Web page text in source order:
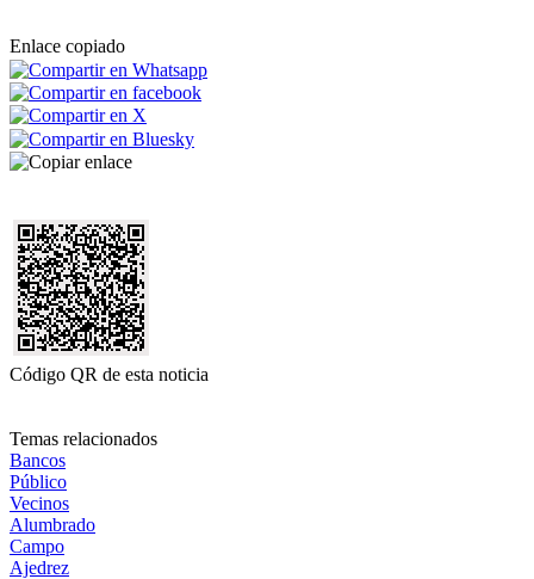
Enlace copiado
Código QR de esta noticia
Temas relacionados
Bancos
Público
Vecinos
Alumbrado
Campo
Ajedrez